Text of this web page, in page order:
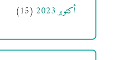
أكتوبر 2023
(15)